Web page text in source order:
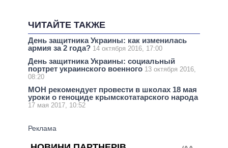
ЧИТАЙТЕ ТАКЖЕ
День защитника Украины: как изменилась
армия за 2 года? 14 октября 2016, 17:00
День защитника Украины: социальный
портрет украинского военного 13 октября 2016,
08:20
МОН рекомендует провести в школах 18 мая
уроки о геноциде крымскотатарского народа
17 мая 2017, 10:52